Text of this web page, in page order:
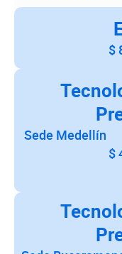
$
Sede Medellín
$